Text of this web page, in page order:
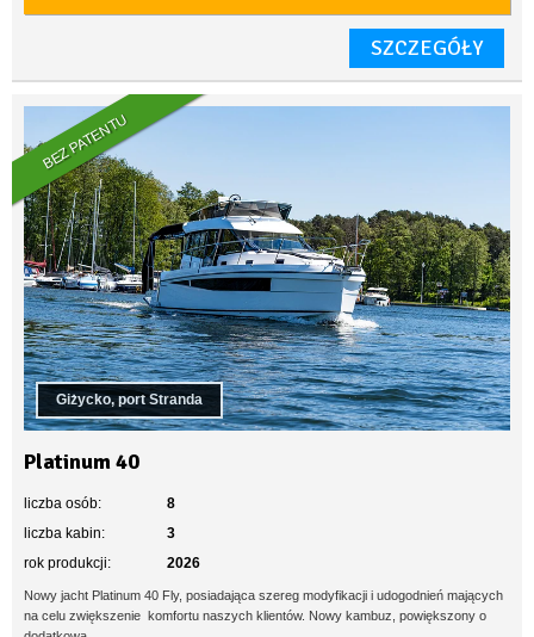
SZCZEGÓŁY
BEZ PATENTU
Giżycko, port Stranda
Platinum 40
liczba osób:
8
liczba kabin:
3
rok produkcji:
2026
Nowy jacht Platinum 40 Fly, posiadająca szereg modyfikacji i udogodnień mających
na celu zwiększenie komfortu naszych klientów. Nowy kambuz, powiększony o